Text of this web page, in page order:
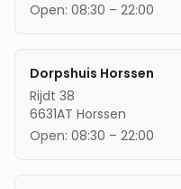
Open: 08:30 – 22:00
Dorpshuis Horssen
Rijdt 38
6631AT Horssen
Open: 08:30 – 22:00